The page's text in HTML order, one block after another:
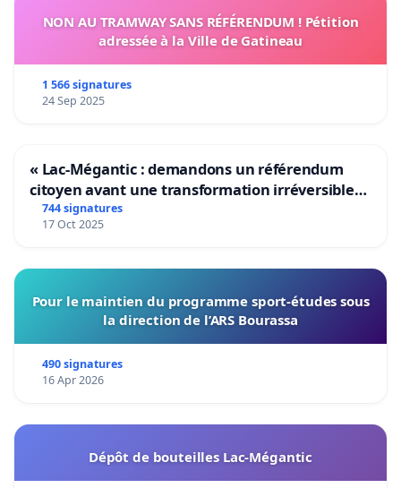
NON AU TRAMWAY SANS RÉFÉRENDUM ! Pétition
adressée à la Ville de Gatineau
1 566 signatures
24 Sep 2025
« Lac-Mégantic : demandons un référendum
citoyen avant une transformation irréversible
de notre territoire »
744 signatures
17 Oct 2025
Pour le maintien du programme sport-études sous
la direction de l’ARS Bourassa
490 signatures
16 Apr 2026
Dépôt de bouteilles Lac-Mégantic